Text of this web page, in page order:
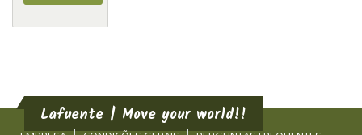
Lafuente | Move your world!!